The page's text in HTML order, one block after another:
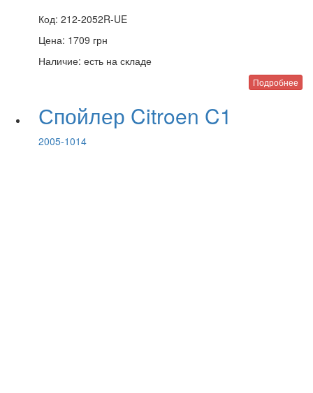
Код: 212-2052R-UE
Цена: 1709 грн
Наличие: есть на складе
Подробнее
Спойлер Citroen C1
2005-1014